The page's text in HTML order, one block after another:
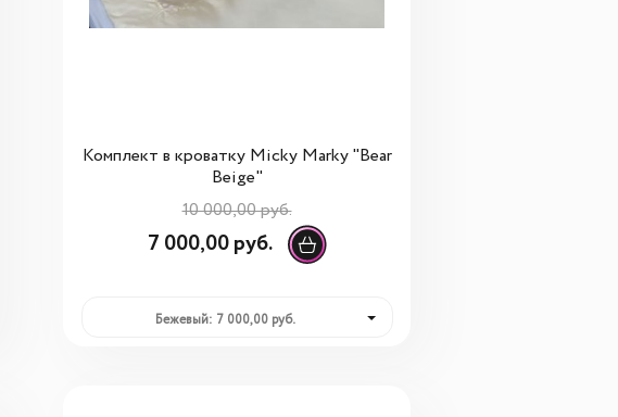
Комплект в кроватку Micky Marky "Bear
Beige"
10 000,00 руб.
7 000,00 руб.
Бежевый: 7 000,00 руб.